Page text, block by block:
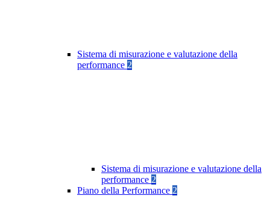
Sistema di misurazione e valutazione della
performance 2
Sistema di misurazione e valutazione della
performance 2
Piano della Performance 2